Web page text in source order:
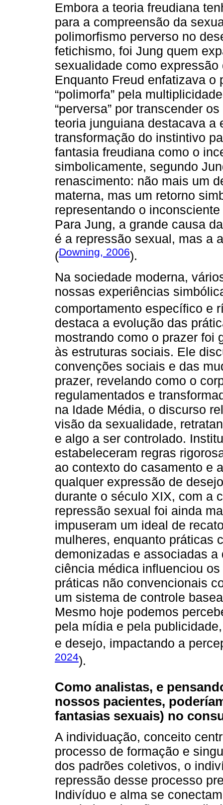
Embora a teoria freudiana
para a compreensão da
polimorfismo perverso no
fetichismo, foi Jung quem
sexualidade como
Enquanto Freud enfatizava
“polimorfa” pela
“perversa” por transcender
teoria junguiana destacava a
transformação do instintivo
fantasia freudiana como o
simbolicamente, segundo
renascimento: não mais um
materna, mas um retorno
representando o
Para Jung, a grande causa
é a repressão sexual, mas a
(Downing, 2006).
Na sociedade moderna,
nossas experiências
comportamento específico e
destaca a evolução das
mostrando como o prazer foi
às estruturas sociais. Ele
convenções sociais e das
prazer, revelando como o
regulamentados e
na Idade Média, o discurso
visão da sexualidade,
e algo a ser controlado.
estabeleceram regras
ao contexto do casamento e
qualquer expressão de
durante o século XIX, com a
repressão sexual foi ainda
impuseram um ideal de
mulheres, enquanto práticas
demonizadas e associadas
ciência médica influenciou
práticas não convencionais
um sistema de controle
Mesmo hoje podemos
pela mídia e pela
e desejo, impactando a
2024).
Como analistas, e
nossos pacientes,
fantasias sexuais) no
A individuação, conceito
processo de formação e
dos padrões coletivos, o
repressão desse processo
Indivíduo e alma se